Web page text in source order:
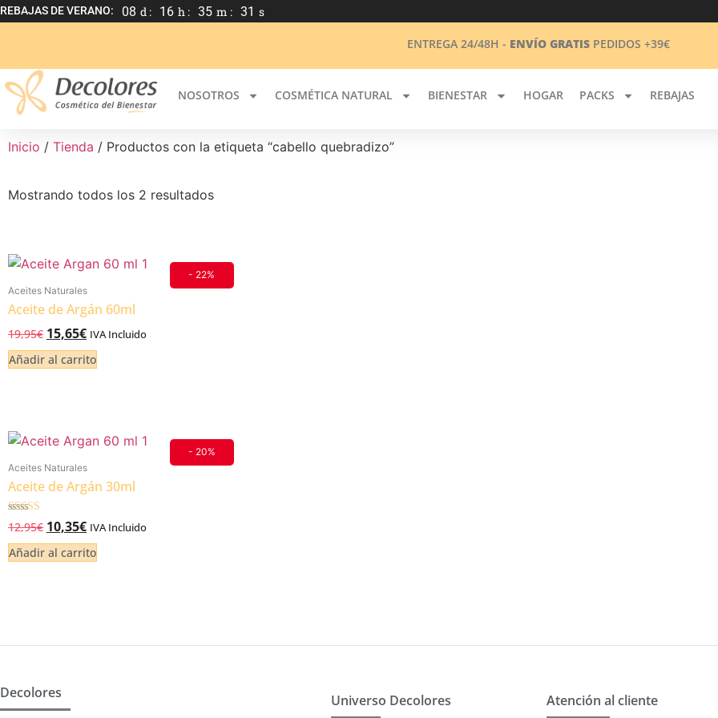
REBAJAS DE VERANO: 08 d : 16 h : 35 m : 31 s
ENTREGA 24/48H - ENVÍO GRATIS PEDIDOS +39€
NOSOTROS COSMÉTICA NATURAL BIENESTAR HOGAR PACKS REBAJAS
Inicio / Tienda / Productos con la etiqueta “cabello quebradizo”
Mostrando todos los 2 resultados
- 22%
Aceites Naturales
Aceite de Argán 60ml
19,95€ 15,65€ IVA Incluido
Añadir al carrito
- 20%
Aceites Naturales
Aceite de Argán 30ml
Valorado
5.00
de 5
12,95€ 10,35€ IVA Incluido
Añadir al carrito
Decolores Universo Decolores Atención al cliente